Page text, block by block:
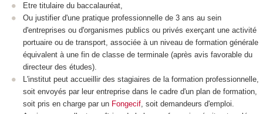
Etre titulaire du baccalauréat,
Ou justifier d'une pratique professionnelle de 3 ans au sein
d'entreprises ou d'organismes publics ou privés exerçant une activité
portuaire ou de transport, associée à un niveau de formation générale
équivalent à une fin de classe de terminale (après avis favorable du
directeur des études).
L'institut peut accueillir des stagiaires de la formation professionnelle,
soit envoyés par leur entreprise dans le cadre d'un plan de formation,
soit pris en charge par un Fongecif , soit demandeurs d'emploi.